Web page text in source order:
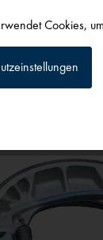
angesehen
Cookies,